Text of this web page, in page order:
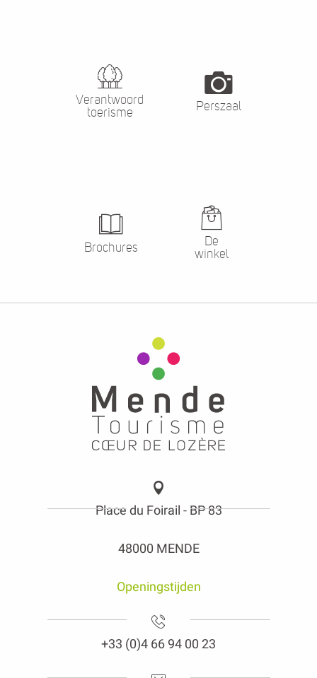
Verantwoord
toerisme
Perszaal
Brochures
De
winkel
Place du Foirail - BP 83
48000 MENDE
Openingstijden
+33 (0)4 66 94 00 23